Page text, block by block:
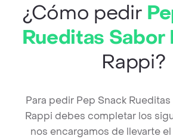
¿Cómo pedir
Rueditas Sabor
Rappi?
Para pedir Pep Snack Rueditas
Rappi debes completar los
nos encargamos de llevarte